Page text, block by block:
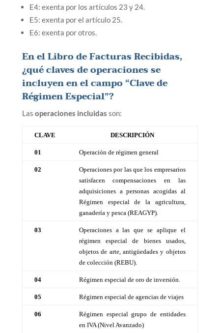
E4: exenta por los artículos 23 y 24.
E5: exenta por el artículo 25.
E6: exenta por otros.
En el Libro de Facturas Recibidas,
¿qué claves de operaciones se
incluyen en el campo “Clave de
Régimen Especial”?
Las operaciones incluidas son:
CLAVE DESCRIPCIÓN
01 Operación de régimen general
02
Operaciones por las que los empresarios
satisfacen compensaciones en las
adquisiciones a personas acogidas al
Régimen especial de la agricultura,
ganadería y pesca (REAGYP).
03
Operaciones a las que se aplique el
régimen especial de bienes usados,
objetos de arte, antigüedades y objetos
de colección (REBU).
04 Régimen especial de oro de inversión.
05 Régimen especial de agencias de viajes
06
Régimen especial grupo de entidades
en IVA (Nivel Avanzado)